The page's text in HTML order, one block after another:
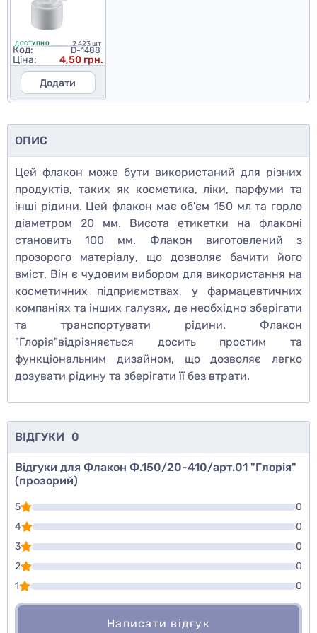
ДОСТУПНО 2 423 шт
Код: D-1488
Ціна:
4,50 грн.
Додати
ОПИС
Цей флакон може бути використаний для різних
продуктів, таких як косметика, ліки, парфуми та
інші рідини. Цей флакон має об'єм 150 мл та горло
діаметром 20 мм. Висота етикетки на флаконі
становить 100 мм. Флакон виготовлений з
прозорого матеріалу, що дозволяє бачити його
вміст. Він є чудовим вибором для використання на
косметичних підприємствах, у фармацевтичних
компаніях та інших галузях, де необхідно зберігати
та транспортувати рідини. Флакон
"Глорія"відрізняється досить простим та
функціональним дизайном, що дозволяє легко
дозувати рідину та зберігати її без втрати.
ВІДГУКИ 0
Відгуки для Флакон Ф.150/20-410/арт.01 "Глорія"
(прозорий)
5
0
4
0
3
0
2
0
1
0
Написати відгук